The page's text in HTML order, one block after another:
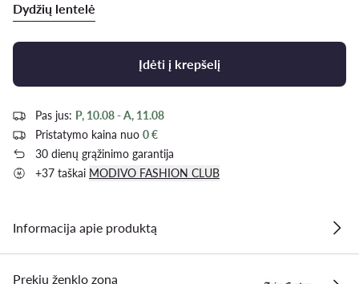
Dydžių lentelė
Įdėti į krepšelį
Pas jus: P, 10.08 - A, 11.08
Pristatymo kaina nuo 0 €
30 dienų grąžinimo garantija
+37 taškai MODIVO FASHION CLUB
Informacija apie produktą
Prekių ženklo zona